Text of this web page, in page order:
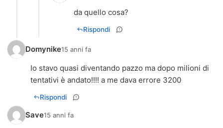
Rispondi
Domynike15 anni fa
Io stavo quasi diventando pazzo ma dopo milioni di
tentativi è andato!!!! a me dava errore 3200
Rispondi
Save15 anni fa